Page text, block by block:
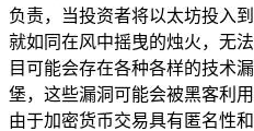
负责，当投资者将以太坊投入
就如同在风中摇曳的烛火，无
目可能会存在各种各样的技术
堡，这些漏洞可能会被黑客利
由于加密货币交易具有匿名性